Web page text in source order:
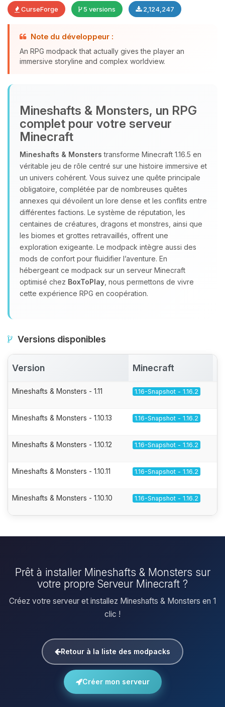
CurseForge 5 versions 2,124,247
Note du développeur :
An RPG modpack that actually gives the player an
immersive storyline and complex worldview.
Mineshafts & Monsters, un RPG
complet pour votre serveur
Minecraft
Mineshafts & Monsters transforme Minecraft 1.16.5 en
véritable jeu de rôle centré sur une histoire immersive et
un univers cohérent. Vous suivez une quête principale
obligatoire, complétée par de nombreuses quêtes
annexes qui dévoilent un lore dense et les conflits entre
différentes factions. Le système de réputation, les
centaines de créatures, dragons et monstres, ainsi que
les biomes et grottes retravaillés, offrent une
exploration exigeante. Le modpack intègre aussi des
mods de confort pour fluidifier l’aventure. En
hébergeant ce modpack sur un serveur Minecraft
optimisé chez BoxToPlay , nous permettons de vivre
cette expérience RPG en coopération.
Versions disponibles
Version Minecraft
Mineshafts & Monsters - 1.11 1.16-Snapshot - 1.16.2
Mineshafts & Monsters - 1.10.13 1.16-Snapshot - 1.16.2
Mineshafts & Monsters - 1.10.12 1.16-Snapshot - 1.16.2
Mineshafts & Monsters - 1.10.11 1.16-Snapshot - 1.16.2
Mineshafts & Monsters - 1.10.10 1.16-Snapshot - 1.16.2
Prêt à installer Mineshafts & Monsters sur
votre propre Serveur Minecraft ?
Créez votre serveur et installez Mineshafts & Monsters en 1
clic !
Retour à la liste des modpacks
Créer mon serveur
Youpi, enfin quelqu’un pour me
petits circuits pour t’aider.
06/08/2026 à 10:53